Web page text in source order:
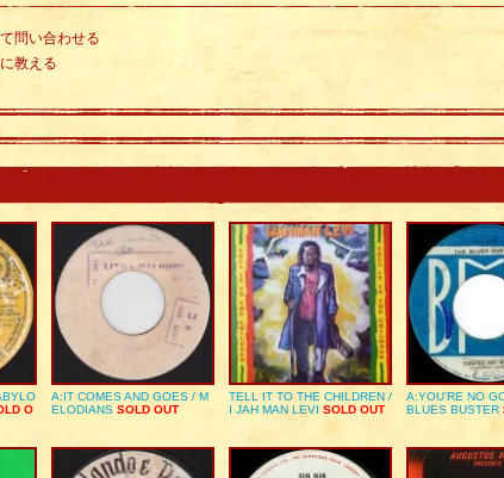
問い合わせる
教える
O
A:IT COMES AND GOES / M
ELODIANS SOLD OUT
TELL IT TO THE CHILDREN /
I JAH MAN LEVI SOLD OUT
A:YOU’RE NO
BLUES BUSTER